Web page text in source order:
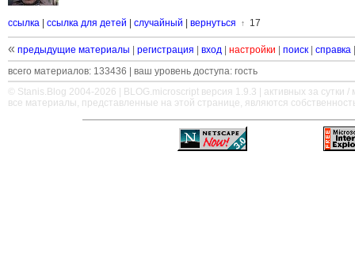
ссылка ссылка для детей случайный вернуться ↑ 17
« предыдущие материалы регистрация вход настройки поиск справка
всего материалов: 133436 | ваш уровень доступа: гость
© Stanis.Blog 2004-2026 |
BLOG.microscript версия 1.9.3 | активных за сутки /
все материалы, представленные на этой странице, являются
—————————————————————